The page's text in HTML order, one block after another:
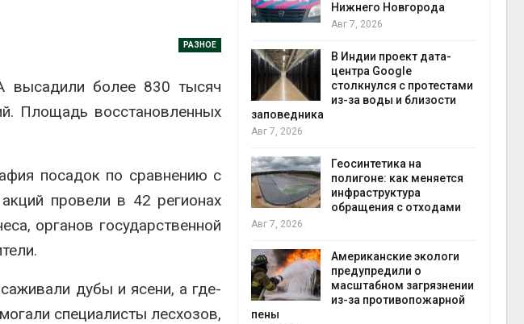
РАЗНОЕ
высадили более 830 тысяч
Площадь восстановленных
посадок по сравнению с
провели в 42 регионах
органов государственной
дубы и ясени, а где-
специалисты лесхозов,
Южная Корея ускорит
энергетики из-за роста
Приток воды в
водохранилища Волги и
Камы в августе может
превысить норму почти в
полтора раза
Авг 7, 2026
Евросоюз потребовал
увеличить вложения в
защиту природы на фоне
Нижнего Новгорода
Авг 7, 2026
В Индии проект дата-
центра Google
столкнулся с протестами
из-за воды и близости
заповедника
Авг 7, 2026
Геосинтетика на
полигоне: как меняется
инфраструктура
обращения с отходами
Авг 7, 2026
Американские экологи
предупредили о
масштабном загрязнении
из-за противопожарной
пены